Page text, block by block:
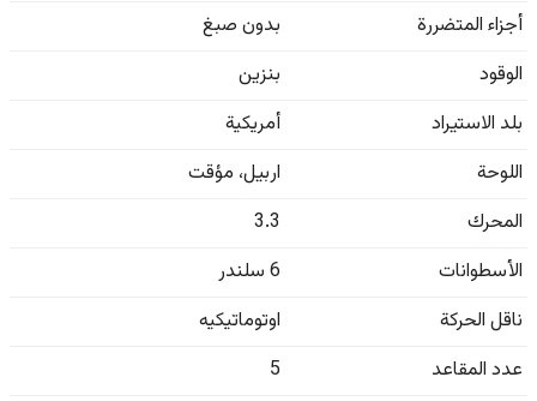
أجزاء المتضررة
بدون صبغ
الوقود
بنزين
بلد الاستيراد
أمريكية
اللوحة
اربيل، مؤقت
المحرك
3.3
الأسطوانات
6 سلندر
ناقل الحركة
اوتوماتيكيه
عدد المقاعد
5